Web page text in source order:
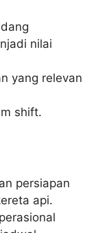
nilai
yang relevan
shift.
persiapan
api.